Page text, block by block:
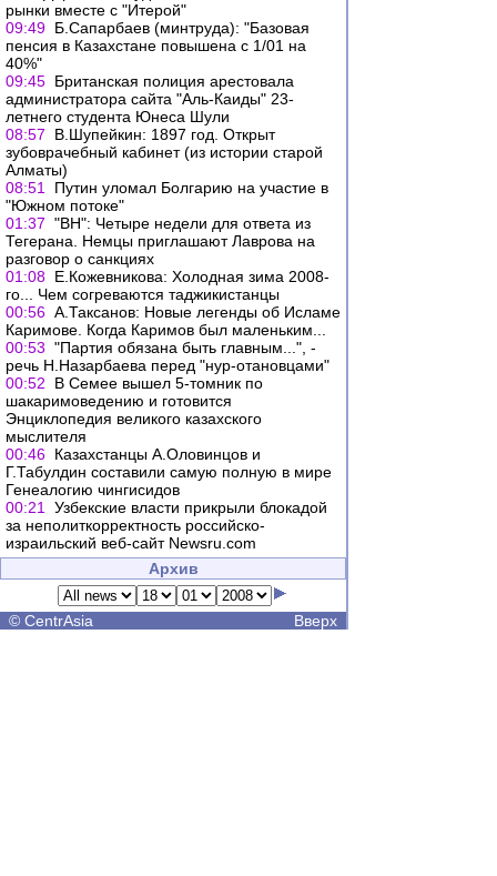
рынки вместе с "Итерой"
09:49 Б.Сапарбаев (минтруда): "Базовая
пенсия в Казахстане повышена с 1/01 на
40%"
09:45 Британская полиция арестовала
администратора сайта "Аль-Каиды" 23-
летнего студента Юнеса Шули
08:57
В.Шупейкин: 1897 год. Открыт
зубоврачебный кабинет (из истории старой
Алматы)
08:51
Путин уломал Болгарию на участие в
"Южном потоке"
01:37 "ВН": Четыре недели для ответа из
Тегерана. Немцы приглашают Лаврова на
разговор о санкциях
01:08 Е.Кожевникова: Холодная зима 2008-
го... Чем согреваются таджикистанцы
00:56 А.Таксанов: Новые легенды об Исламе
Каримове. Когда Каримов был маленьким...
00:53 "Партия обязана быть главным...", -
речь Н.Назарбаева перед "нур-отановцами"
00:52
В Семее вышел 5-томник по
шакаримоведению и готовится
Энциклопедия великого казахского
мыслителя
00:46 Казахстанцы А.Оловинцов и
Г.Табулдин составили самую полную в мире
Генеалогию чингисидов
00:21
Узбекские власти прикрыли блокадой
за неполиткорректность российско-
израильский веб-сайт Newsru.com
Архив
© CentrAsia Вверх